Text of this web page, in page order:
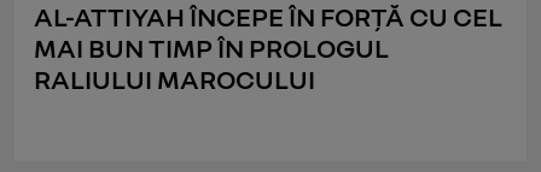
AL-ATTIYAH ÎNCEPE ÎN FORȚĂ CU CEL
MAI BUN TIMP ÎN PROLOGUL
RALIULUI MAROCULUI